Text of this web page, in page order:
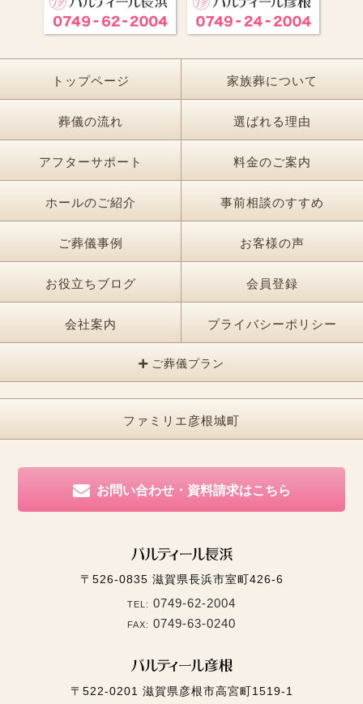
トップページ 家族葬について
葬儀の流れ 選ばれる理由
アフターサポート 料金のご案内
ホールのご紹介 事前相談のすすめ
ご葬儀事例 お客様の声
お役立ちブログ 会員登録
会社案内 プライバシーポリシー
ご葬儀プラン
ファミリエ彦根城町
お問い合わせ・資料請求はこちら
〒526-0835 滋賀県長浜市室町426-6
TEL: 0749-62-2004
FAX: 0749-63-0240
〒522-0201 滋賀県彦根市高宮町1519-1